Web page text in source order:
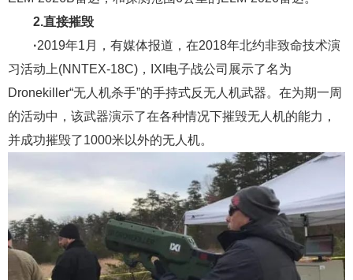
2.直接摧毁
·2019年1月，有媒体报道，在2018年北约非致命技术演
习活动上(NNTEX-18C)，IXI电子战公司展示了名为
Dronekiller“无人机杀手”的手持式反无人机武器。在为期一周
的活动中，该武器演示了在各种情况下摧毁无人机的能力，
并成功摧毁了1000米以外的无人机。